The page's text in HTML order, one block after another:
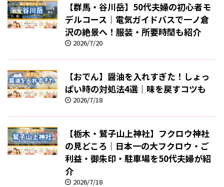
【群馬・谷川岳】50代夫婦の初心者モ
デルコース｜電気ガイドバスで一ノ倉
沢の絶景へ！服装・所要時間も紹介
2026/7/20
【おでん】醤油を入れすぎた！しょっ
ぱい時の対処法4選｜味を戻すコツも
2026/7/18
【栃木・鷲子山上神社】フクロウ神社
の見どころ｜日本一の大フクロウ・ご
利益・御朱印・駐車場を50代夫婦が紹
介
2026/7/18